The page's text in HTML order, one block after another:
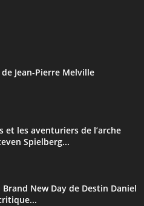
Jean-Pierre Melville
et les aventuriers de l’arche
Spielberg...
New Day de Destin Daniel